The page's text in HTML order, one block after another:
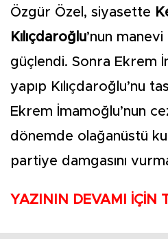
Özgür Özel, siyasette
Kılıçdaroğlu’nun
güçlendi. Sonra Ekrem
yapıp Kılıçdaroğlu’nu
Ekrem İmamoğlu’nun
dönemde olağanüstü
partiye damgasını
YAZININ DEVAMI İÇİN